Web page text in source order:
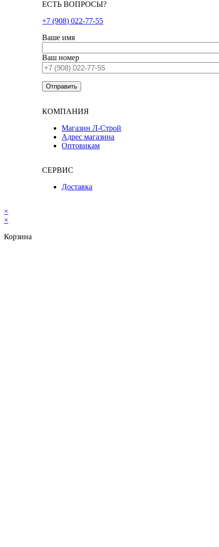
ЕСТЬ ВОПРОСЫ?
+7 (908) 022-77-55
Ваше имя
Ваш номер
КОМПАНИЯ
Магазин Л-Строй
Адрес магазина
Оптовикам
СЕРВИС
Доставка
×
×
Корзина